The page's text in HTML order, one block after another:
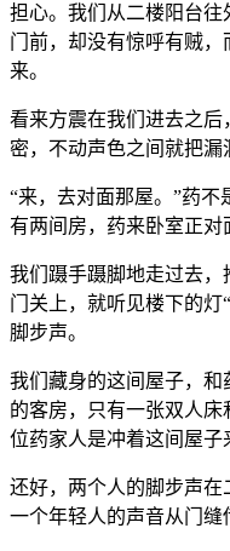
担心。我们从二楼阳台
门前，却没有惊呼有贼
来。
看来方震在我们进去之
密，不动声色之间就把漏
“来，去对面那屋。”药
有两间房，药来卧室正对
我们蹑手蹑脚地走过去
门关上，就听见楼下的灯
脚步声。
我们藏身的这间屋子，
的客房，只有一张双人
位药家人是冲着这间屋子
还好，两个人的脚步声
一个年轻人的声音从门缝